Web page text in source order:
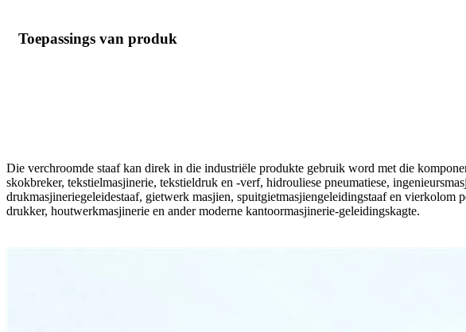
Toepassings van produk
Die verchroomde staaf kan direk in die industriële produkte gebruik word met die
skokbreker, tekstielmasjinerie, tekstieldruk en -verf, hidrouliese pneumatiese,
drukmasjineriegeleidestaaf, gietwerk masjien, spuitgietmasjiengeleidingstaaf en vierkolom
drukker, houtwerkmasjinerie en ander moderne kantoormasjinerie-geleidingskagte.